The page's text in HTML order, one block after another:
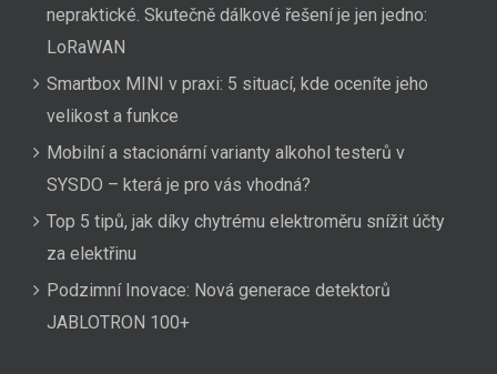
nepraktické. Skutečně dálkové řešení je jen jedno:
LoRaWAN
Smartbox MINI v praxi: 5 situací, kde oceníte jeho
velikost a funkce
Mobilní a stacionární varianty alkohol testerů v
SYSDO – která je pro vás vhodná?
Top 5 tipů, jak díky chytrému elektroměru snížit účty
za elektřinu
Podzimní Inovace: Nová generace detektorů
JABLOTRON 100+